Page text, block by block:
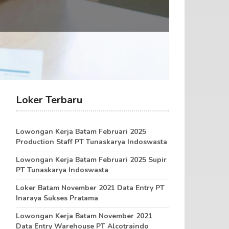
Loker Terbaru
Lowongan Kerja Batam Februari 2025
Production Staff PT Tunaskarya Indoswasta
Lowongan Kerja Batam Februari 2025 Supir
PT Tunaskarya Indoswasta
Loker Batam November 2021 Data Entry PT
Inaraya Sukses Pratama
Lowongan Kerja Batam November 2021
Data Entry Warehouse PT Alcotraindo